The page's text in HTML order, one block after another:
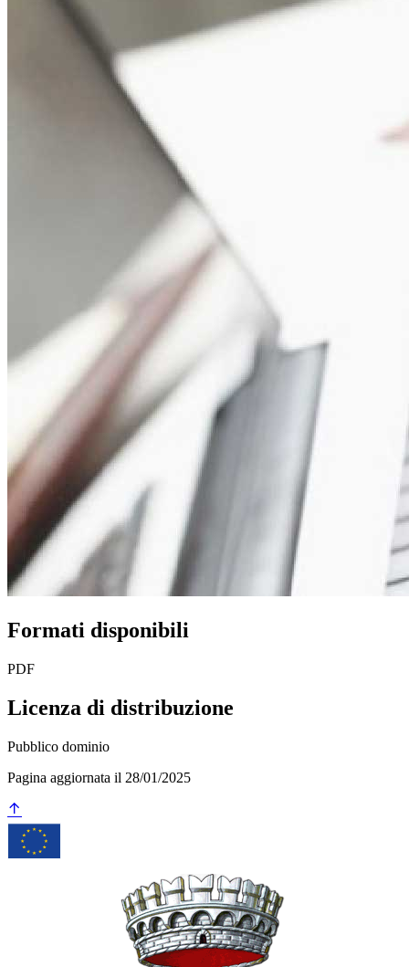
Formati disponibili
PDF
Licenza di distribuzione
Pubblico dominio
Pagina aggiornata il 28/01/2025